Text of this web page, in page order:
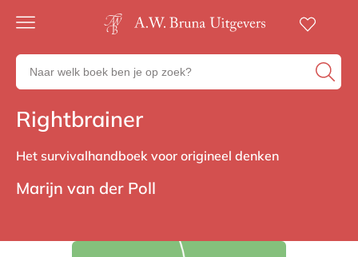
Gratis
23:00
volgende
werkdag
betalen
Zoeken
naar
auteurs
uitgevers
Non-fictie
Rightbrainer
Het survivalhandboek voor origineel denken
Marijn van der Poll